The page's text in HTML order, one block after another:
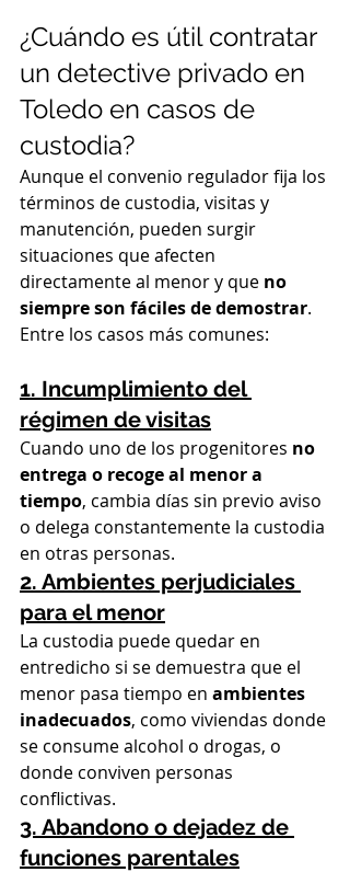
¿Cuándo es útil contratar
un detective privado en
Toledo en casos de
custodia?
Aunque el convenio regulador fija los
términos de custodia, visitas y
manutención, pueden surgir
situaciones que afecten
directamente al menor y que no
siempre son fáciles de demostrar.
Entre los casos más comunes:
1. Incumplimiento del
régimen de visitas
Cuando uno de los progenitores no
entrega o recoge al menor a
tiempo, cambia días sin previo aviso
o delega constantemente la custodia
en otras personas.
2. Ambientes perjudiciales
para el menor
La custodia puede quedar en
entredicho si se demuestra que el
menor pasa tiempo en ambientes
inadecuados, como viviendas donde
se consume alcohol o drogas, o
donde conviven personas
conflictivas.
3. Abandono o dejadez de
funciones parentales